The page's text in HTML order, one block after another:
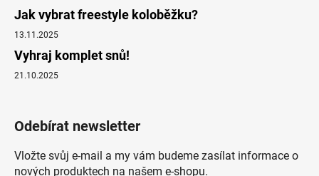
Jak vybrat freestyle koloběžku?
13.11.2025
Vyhraj komplet snů!
21.10.2025
Odebírat newsletter
Vložte svůj e-mail a my vám budeme zasílat informace o
nových produktech na našem e-shopu.